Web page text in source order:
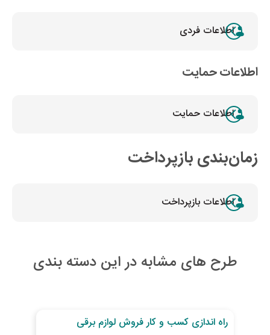
اطلاعات فردی
اطلاعات حمایت
اطلاعات حمایت
زمان‌بندی بازپرداخت
اطلاعات بازپرداخت
طرح های مشابه در این دسته بندی
راه اندازی کسب و کار فروش لوازم برقی